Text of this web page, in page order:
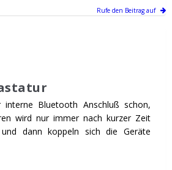
Rufe den Beitrag auf
Bluetooth Anschluß schon,
wird nur immer nach kurzer Zeit
dann koppeln sich die Geräte